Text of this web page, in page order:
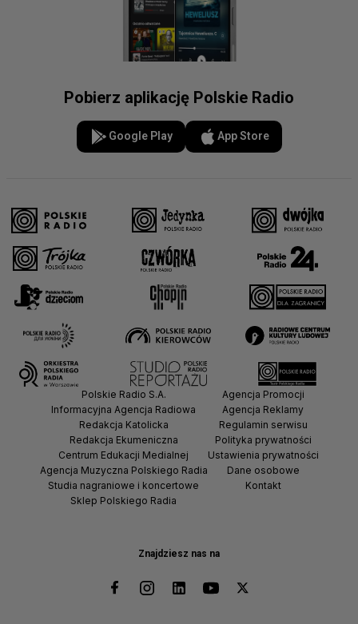
Pobierz aplikację Polskie Radio
Google Play App Store
Znajdziesz nas na
Polskie Radio S.A.
Informacyjna Agencja Radiowa
Redakcja Katolicka
Redakcja Ekumeniczna
Centrum Edukacji Medialnej
Agencja Muzyczna Polskiego Radia
Studia nagraniowe i koncertowe
Sklep Polskiego Radia
Agencja Promocji
Agencja Reklamy
Regulamin serwisu
Polityka prywatności
Ustawienia prywatności
Dane osobowe
Kontakt